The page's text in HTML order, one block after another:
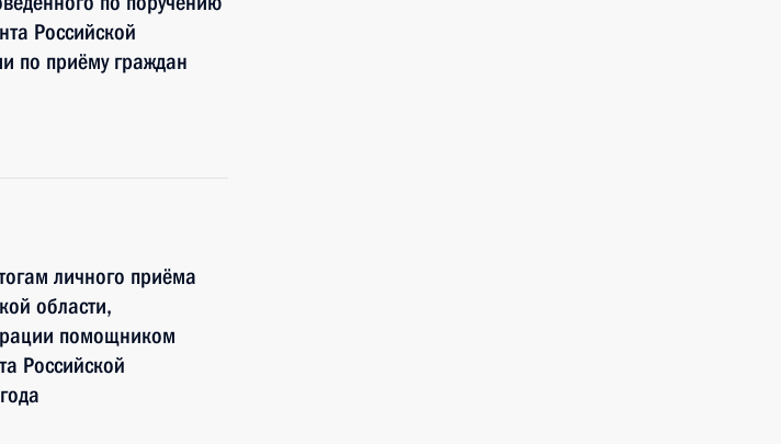
Российской
по приёму граждан
личного приёма
области,
помощником
Российской